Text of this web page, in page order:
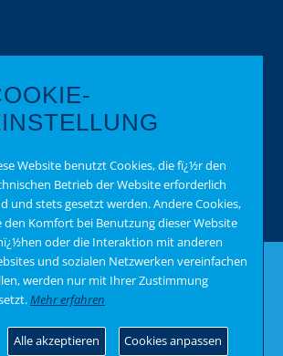
AfD Rhein-Lahn
FameThemes
Website benutzt Cookies, die fï¿½r den
Betrieb der Website erforderlich
und stets gesetzt werden. Andere Cookies,
den Komfort bei Benutzung dieser Website
oder die Interaktion mit anderen
und sozialen Netzwerken vereinfachen
werden nur mit Ihrer Zustimmung
Mehr erfahren
Alle akzeptieren Cookies anpassen